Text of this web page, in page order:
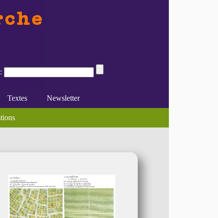
et demain
(...)
du féminisme
Textes Newsletter